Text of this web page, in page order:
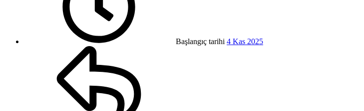
Başlangıç tarihi 4 Kas 2025